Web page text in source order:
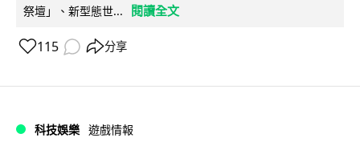
祭壇」、新型態世...
閱讀全文
115 分享
科技娛樂 遊戲情報